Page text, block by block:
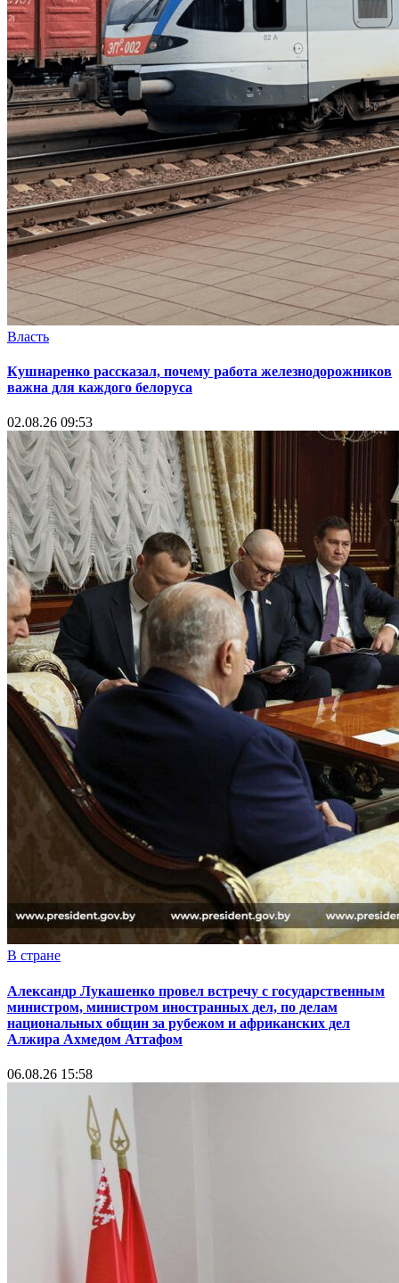
Власть
Кушнаренко рассказал, почему работа железнодорожников
важна для каждого белоруса
02.08.26 09:53
В стране
Александр Лукашенко провел встречу с государственным
министром, министром иностранных дел, по делам
национальных общин за рубежом и африканских дел
Алжира Ахмедом Аттафом
06.08.26 15:58